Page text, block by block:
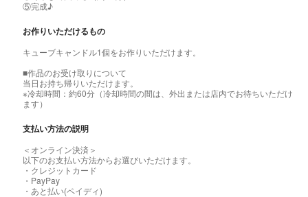
⑤完成♪
お作りいただけるもの
キューブキャンドル1個をお作りいただけます。
■作品のお受け取りについて
当日お持ち帰りいただけます。
※冷却時間：約60分（冷却時間の間は、外出または店内でお待ちいただけ
ます）
支払い方法の説明
＜オンライン決済＞
以下のお支払い方法からお選びいただけます。
・クレジットカード
・PayPay
・あと払い(ペイディ)